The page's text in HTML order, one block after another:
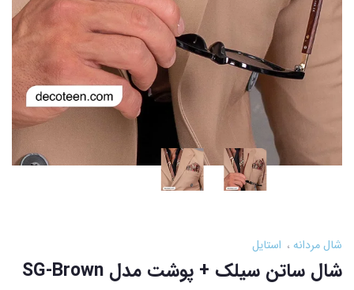
شال مردانه استایل
شال ساتن سیلک + پوشت مدل SG-Brown